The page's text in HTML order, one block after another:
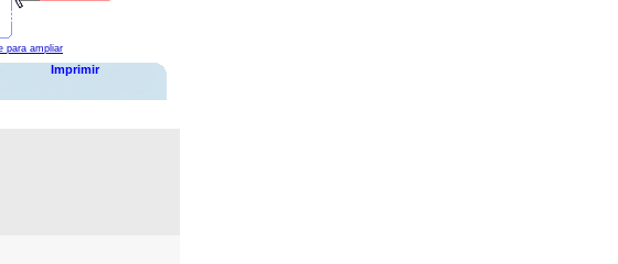
para ampliar
Imprimir